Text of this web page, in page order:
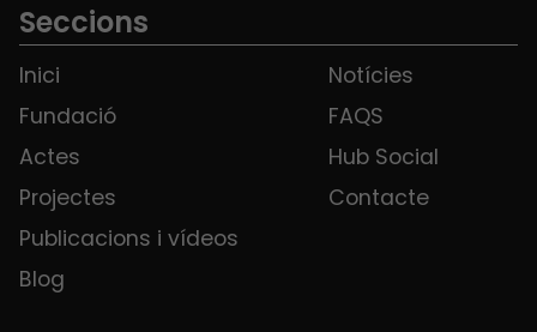
Seccions
Inici
Fundació
Actes
Projectes
Publicacions i vídeos
Blog
Notícies
FAQS
Hub Social
Contacte